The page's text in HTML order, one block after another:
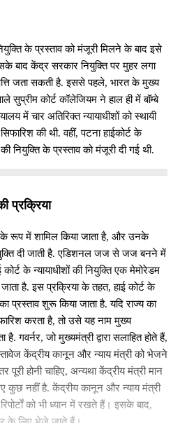
के प्रस्ताव को मंजूरी मिलने के बाद इसे
बाद केंद्र सरकार नियुक्ति पर मुहर लगा
जता सकती है. इससे पहले, भारत के मुख्य
सुप्रीम कोर्ट कॉलेजियम ने हाल ही में बॉम्बे
में चार अतिरिक्त न्यायाधीशों को स्थायी
की थी. वहीं, पटना हाईकोर्ट के
नियुक्ति के प्रस्ताव को मंजूरी दी गई थी.
प्रक्रिया
रूप में शामिल किया जाता है, और उनके
दी जाती है. एडिशनल जज से जज बनने में
के न्यायाधीशों की नियुक्ति एक मेमोरेडम
है. इस प्रक्रिया के तहत, हाई कोर्ट के
प्रस्ताव शुरू किया जाता है. यदि राज्य का
करता है, तो उसे यह नाम मुख्य
है. गवर्नर, जो मुख्यमंत्री द्वारा सलाहित होते हैं,
केंद्रीय कानून और न्याय मंत्री को भेजने
पूरी होनी चाहिए, अन्यथा केंद्रीय मंत्री मान
कुछ नहीं है. केंद्रीय कानून और न्याय मंत्री
को भी ध्यान में रखते हैं। इसके बाद,